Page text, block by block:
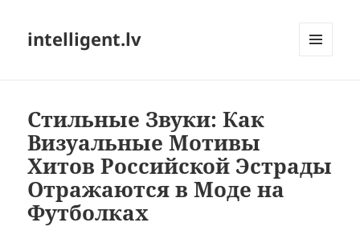
intelligent.lv
Стильные Звуки: Как
Визуальные Мотивы
Хитов Российской Эстрады
Отражаются в Моде на
Футболках